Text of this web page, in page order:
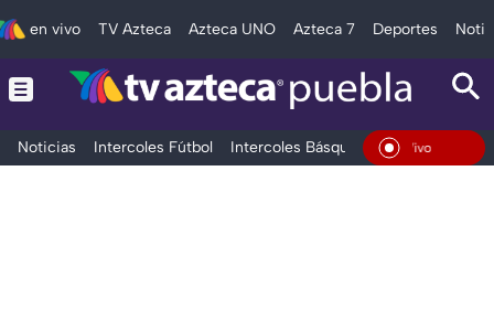
en vivo TV Azteca Azteca UNO Azteca 7 Deportes
Noticias Intercoles Fútbol Intercoles Básquetbol Deportes
En Vivo